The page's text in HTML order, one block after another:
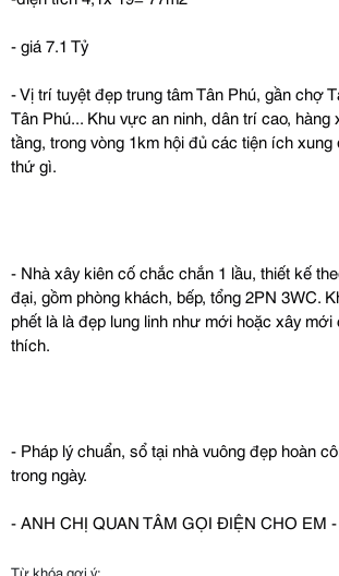
- giá 7.1 Tỷ
- Vị trí tuyệt đẹp trung tâm Tân Phú, gần chợ
Tân Phú... Khu vực an ninh, dân trí cao, hàng
tầng, trong vòng 1km hội đủ các tiện ích xung
thứ gì.
- Nhà xây kiên cố chắc chắn 1 lầu, thiết kế
đại, gồm phòng khách, bếp, tổng 2PN 3WC.
phết là là đẹp lung linh như mới hoặc xây mới
thích.
- Pháp lý chuẩn, sổ tại nhà vuông đẹp hoàn
trong ngày.
- ANH CHỊ QUAN TÂM GỌI ĐIỆN CHO EM -
Từ khóa gợi ý: